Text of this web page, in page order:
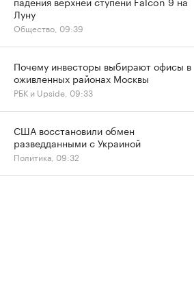
Луну
Общество, 09:39
Почему инвесторы выбирают офисы в
оживленных районах Москвы
РБК и Upside, 09:33
США восстановили обмен
разведданными с Украиной
Политика, 09:32